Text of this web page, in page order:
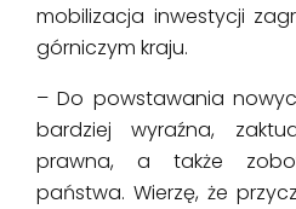
mobilizacja inwestycji
górniczym kraju.
– Do powstawania
bardziej wyraźna,
prawna, a także
państwa. Wierzę, że